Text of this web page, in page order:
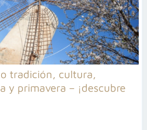
tradición, cultura,
y primavera – ¡descubre